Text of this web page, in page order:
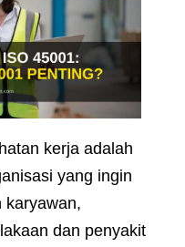
kerja adalah
yang ingin
karyawan,
dan penyakit